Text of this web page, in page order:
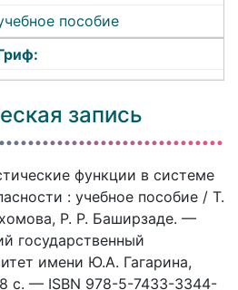
пособие
запись
функции в системе
: учебное пособие / Т.
Р. Р. Баширзаде. —
государственный
имени Ю.А. Гагарина,
c. — ISBN 978-5-7433-3344-